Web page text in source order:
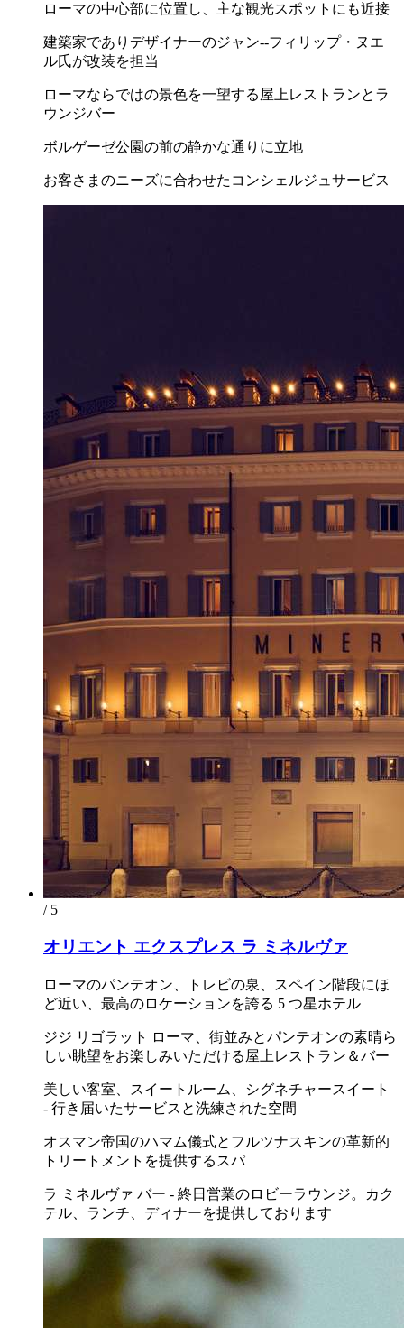
ローマの中心部に位置し、主な観光スポットにも近接
建築家でありデザイナーのジャン--フィリップ・ヌエ
ル氏が改装を担当
ローマならではの景色を一望する屋上レストランとラ
ウンジバー
ボルゲーゼ公園の前の静かな通りに立地
お客さまのニーズに合わせたコンシェルジュサービス
/ 5
オリエント エクスプレス ラ ミネルヴァ
ローマのパンテオン、トレビの泉、スペイン階段にほ
ど近い、最高のロケーションを誇る 5 つ星ホテル
ジジ リゴラット ローマ、街並みとパンテオンの素晴ら
しい眺望をお楽しみいただける屋上レストラン＆バー
美しい客室、スイートルーム、シグネチャースイート
- 行き届いたサービスと洗練された空間
オスマン帝国のハマム儀式とフルツナスキンの革新的
トリートメントを提供するスパ
ラ ミネルヴァ バー - 終日営業のロビーラウンジ。カク
テル、ランチ、ディナーを提供しております